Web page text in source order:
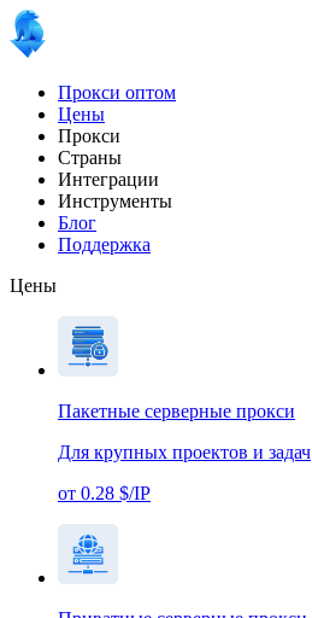
Прокси оптом
Цены
Прокси
Страны
Интеграции
Инструменты
Блог
Поддержка
Цены
Пакетные серверные прокси
Для крупных проектов и задач
от 0.28 $/IP